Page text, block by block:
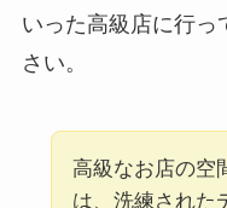
いった高級店に行っ
さい。
高級なお店の空
は、洗練された